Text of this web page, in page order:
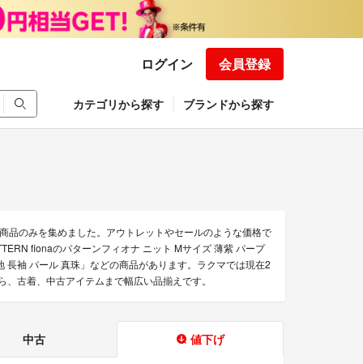
ログイン 会員登録
カテゴリから探す ブランドから探す
品のみを集めました。アウトレットやセールのような価格で
fionaのパターンフィオナ ニット Mサイズ 薄紫 パープ
袖 パール 真珠」などの商品があります。ラクマでは現在2
古着、中古アイテムまで幅広い品揃えです。
中古 値下げ